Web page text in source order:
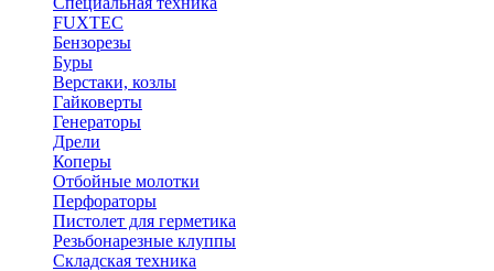
FUXTEC
Бензорезы
Буры
Верстаки, козлы
Гайковерты
Генераторы
Дрели
Коперы
Отбойные молотки
Перфораторы
Пистолет для герметика
Резьбонарезные клуппы
Складская техника